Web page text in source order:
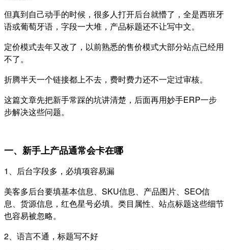
但真到自己动手的时候，很多人打开后台就懵了，全是西班牙
语或葡萄牙语，字段一大堆，产品标题还不让写中文。
定价模式去年又改了，以前熟悉的售价模式大部分站点已经用
不了。
折腾半天一个链接都上不去，费时费力还不一定过审核。
这篇文章先把新手常踩的坑讲清楚，后面再用妙手ERP一步
步解决这些问题。
一、新手上产品通常会卡在哪
1、后台字段多，必填项容易漏
美客多后台要填基本信息、SKU信息、产品图片、SEO信
息、货源信息，红色星号必填。类目属性、站点标题这些细节
也容易被忽略。
2、语言不通，标题写不好